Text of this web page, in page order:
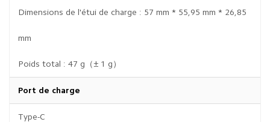
Dimensions de l'étui de charge : 57 mm * 55,95 mm * 26,85
mm
Poids total : 47 g（± 1 g）
Port de charge
Type-C